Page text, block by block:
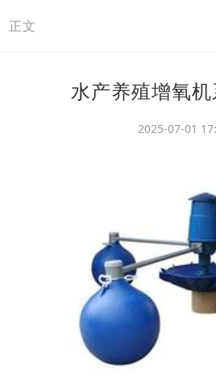
正文
水产养殖增氧
2025-07-01